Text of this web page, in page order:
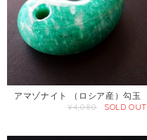
アマゾナイト （ロシア産）勾玉
¥4,080
SOLD OUT